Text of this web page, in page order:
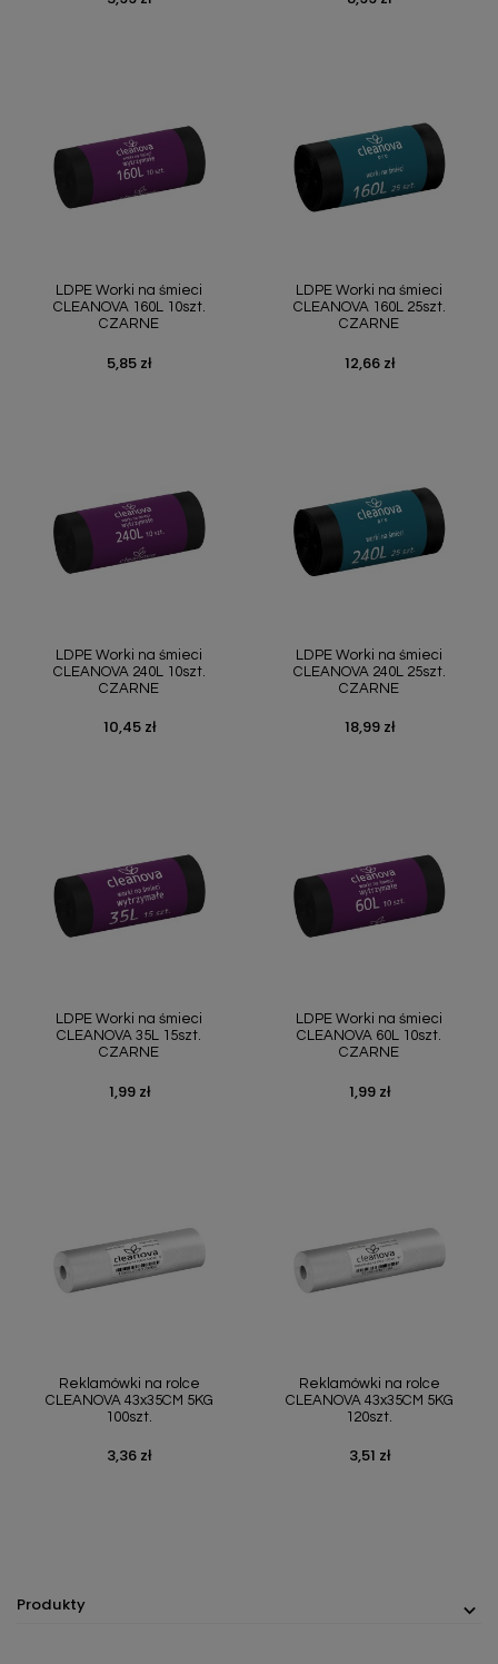
LDPE Worki na śmieci
CLEANOVA 160L 10szt.
CZARNE
Cena
5,85 zł
LDPE Worki na śmieci
CLEANOVA 160L 25szt.
CZARNE
Cena
12,66 zł
LDPE Worki na śmieci
CLEANOVA 240L 10szt.
CZARNE
Cena
10,45 zł
LDPE Worki na śmieci
CLEANOVA 240L 25szt.
CZARNE
Cena
18,99 zł
LDPE Worki na śmieci
CLEANOVA 35L 15szt.
CZARNE
Cena
1,99 zł
LDPE Worki na śmieci
CLEANOVA 60L 10szt.
CZARNE
Cena
1,99 zł
Reklamówki na rolce
CLEANOVA 43x35CM 5KG
100szt.
Cena
3,36 zł
Reklamówki na rolce
CLEANOVA 43x35CM 5KG
120szt.
Cena
3,51 zł
Produkty